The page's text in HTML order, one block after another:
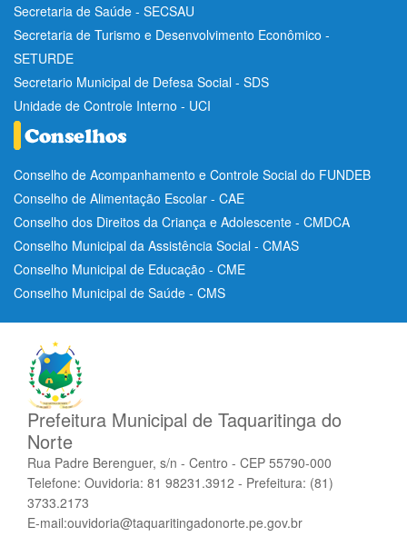
Secretaria de Saúde - SECSAU
Secretaria de Turismo e Desenvolvimento Econômico -
SETURDE
Secretario Municipal de Defesa Social - SDS
Unidade de Controle Interno - UCI
Conselho de Acompanhamento e Controle Social do FUNDEB
Conselho de Alimentação Escolar - CAE
Conselho dos Direitos da Criança e Adolescente - CMDCA
Conselho Municipal da Assistência Social - CMAS
Conselho Municipal de Educação - CME
Conselho Municipal de Saúde - CMS
Prefeitura Municipal de Taquaritinga do
Norte
Rua Padre Berenguer, s/n - Centro - CEP 55790-000
Telefone: Ouvidoria: 81 98231.3912 - Prefeitura: (81)
3733.2173
E-mail:ouvidoria@taquaritingadonorte.pe.gov.br